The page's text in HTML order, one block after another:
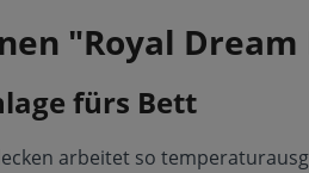
"Royal
fürs Bett
arbeitet so